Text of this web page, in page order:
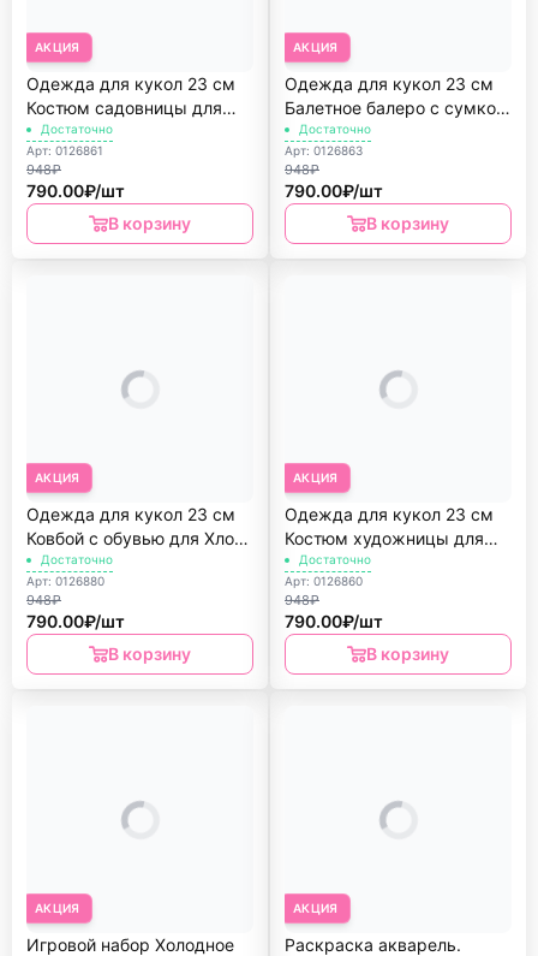
АКЦИЯ
Одежда для кукол 23 см
Костюм садовницы для
Софии Kruselings
Достаточно
Арт: 0126861
948₽
790.00₽/шт
В корзину
АКЦИЯ
Одежда для кукол 23 см
Балетное балеро с сумкой
Kruselings
Достаточно
Арт: 0126863
948₽
790.00₽/шт
В корзину
АКЦИЯ
Одежда для кукол 23 см
Ковбой с обувью для Хлои
Kruselings
Достаточно
Арт: 0126880
948₽
790.00₽/шт
В корзину
АКЦИЯ
Одежда для кукол 23 см
Костюм художницы для
Хлои Kruselings
Достаточно
Арт: 0126860
948₽
790.00₽/шт
В корзину
АКЦИЯ
Игровой набор Холодное
АКЦИЯ
Раскраска акварель.